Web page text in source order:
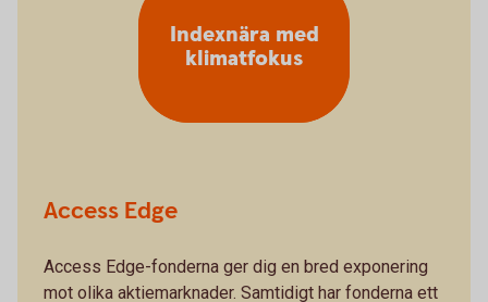
Access Edge
Access Edge-fonderna ger dig en bred exponering
mot olika aktiemarknader. Samtidigt har fonderna ett
Indexnära med
klimatfokus